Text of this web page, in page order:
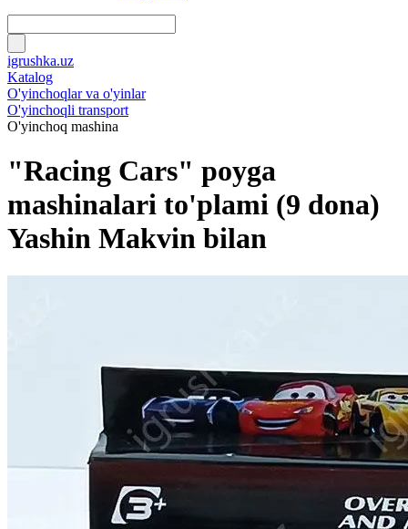
igrushka.uz
Katalog
O'yinchoqlar va o'yinlar
O'yinchoqli transport
O'yinchoq mashina
"Racing Cars" poyga
mashinalari to'plami (9 dona)
Yashin Makvin bilan